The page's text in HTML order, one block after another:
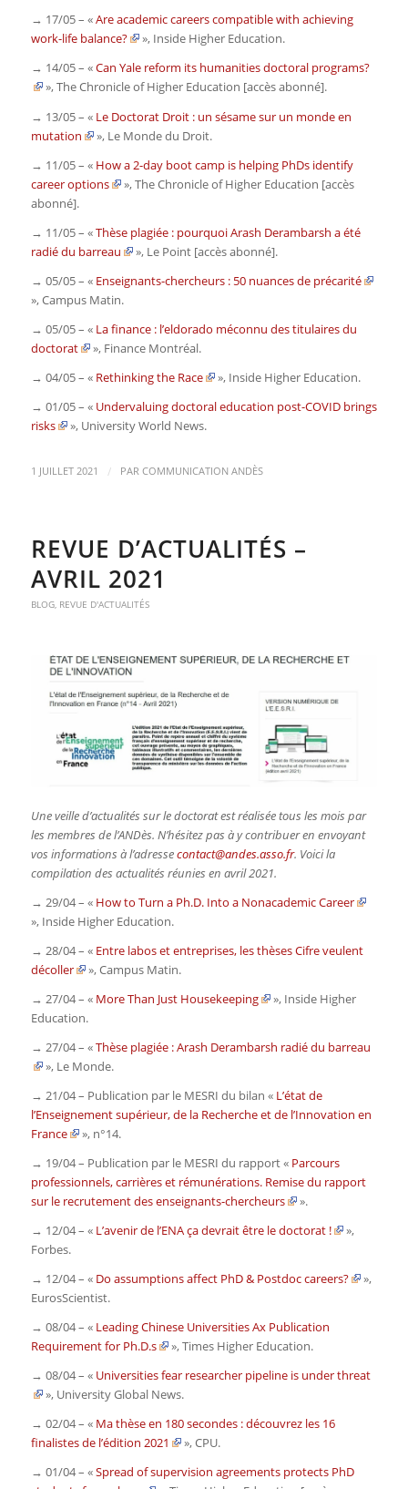
→ 17/05 – «Are academic careers compatible with achieving
work-life balance?
», Inside Higher Education.
→ 14/05 – «Can Yale reform its humanities doctoral programs?
»,The Chronicle of Higher Education [accès abonné].
→ 13/05 – « Le Doctorat Droit : un sésame sur un monde en
mutation
», Le Monde du Droit.
→ 11/05 – « How a 2-day boot camp is helping PhDs identify
career options
»,The Chronicle of Higher Education [accès
abonné].
→ 11/05 – «Thèse plagiée : pourquoi Arash Derambarsh a été
radié du barreau
», Le Point [accès abonné].
→ 05/05 – « Enseignants-chercheurs : 50 nuances de précarité
»,Campus Matin.
→ 05/05 – « La finance : l’eldorado méconnu des titulaires du
doctorat
», Finance Montréal.
→ 04/05 – « Rethinking the Race », Inside Higher Education.
→ 01/05 – « Undervaluing doctoral education post-COVID brings
risks
», University World News.
1 JUILLET 2021 / PAR COMMUNICATION ANDÈS
REVUE D’ACTUALITÉS –
AVRIL 2021
BLOG, REVUE D'ACTUALITÉS
Une veille d’actualités sur le doctorat est réalisée tous les mois par
les membres de l’ANDès. N’hésitez pas à y contribuer en envoyant
vos informations à l’adressecontact@andes.asso.fr. Voici la
compilation des actualités réunies en avril 2021.
→ 29/04 – « How to Turn a Ph.D. Into a Nonacademic Career
»,Inside Higher Education.
→ 28/04 – « Entre labos et entreprises, les thèses Cifre veulent
décoller
»,Campus Matin.
→ 27/04 – « More Than Just Housekeeping », Inside Higher
Education.
→ 27/04 – «Thèse plagiée : Arash Derambarsh radié du barreau
», Le Monde.
→ 21/04 – Publication par le MESRI du bilan « L’état de
l’Enseignement supérieur, de la Recherche et de l’Innovation en
France
», n°14.
→ 19/04 – Publication par le MESRI du rapport « Parcours
professionnels, carrières et rémunérations. Remise du rapport
sur le recrutement des enseignants-chercheurs
».
→ 12/04 – « L’avenir de l’ENA ça devrait être le doctorat !
»,
Forbes.
→ 12/04 – « Do assumptions affect PhD & Postdoc careers?
»,
EurosScientist.
→ 08/04 – « Leading Chinese Universities Ax Publication
Requirement for Ph.D.s
»,Times Higher Education.
→ 08/04 – « Universities fear researcher pipeline is under threat
», University Global News.
→ 02/04 – « Ma thèse en 180 secondes : découvrez les 16
finalistes de l’édition 2021
»,CPU.
→ 01/04 – «Spread of supervision agreements protects PhD